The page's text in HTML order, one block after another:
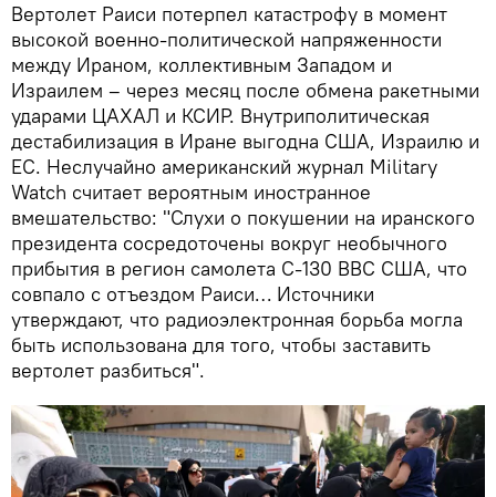
Вертолет Раиси потерпел катастрофу в момент
высокой военно-политической напряженности
между Ираном, коллективным Западом и
Израилем – через месяц после обмена ракетными
ударами ЦАХАЛ и КСИР. Внутриполитическая
дестабилизация в Иране выгодна США, Израилю и
ЕС. Неслучайно американский журнал Military
Watch считает вероятным иностранное
вмешательство: "Слухи о покушении на иранского
президента сосредоточены вокруг необычного
прибытия в регион самолета C-130 ВВС США, что
совпало с отъездом Раиси… Источники
утверждают, что радиоэлектронная борьба могла
быть использована для того, чтобы заставить
вертолет разбиться".